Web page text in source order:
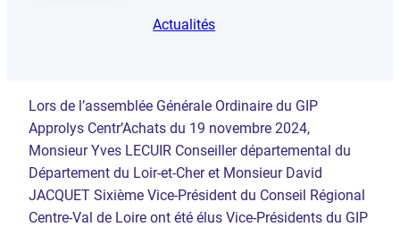
Actualités
Lors de l’assemblée Générale Ordinaire du GIP
Approlys Centr’Achats du 19 novembre 2024,
Monsieur Yves LECUIR Conseiller départemental du
Département du Loir-et-Cher et Monsieur David
JACQUET Sixième Vice-Président du Conseil Régional
Centre-Val de Loire ont été élus Vice-Présidents du GIP